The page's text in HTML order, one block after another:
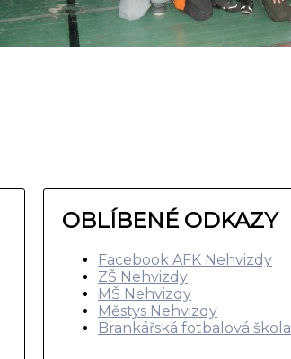
OBLÍBENÉ ODKAZY
Facebook AFK Nehvizdy
ZŠ Nehvizdy
MŠ Nehvizdy
Městys Nehvizdy
Brankářská fotbalová škola